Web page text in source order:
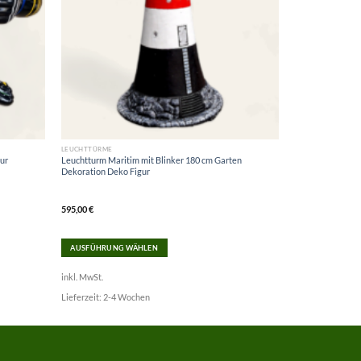
LEUCHTTÜRME
Leuchtturm Maritim mit Blinker 180 cm Garten
Dekoration Deko Figur
595,00€
AUSFÜHRUNG WÄHLEN
Produkt
inkl. MwSt.
Lieferzeit: 2-4 Wochen